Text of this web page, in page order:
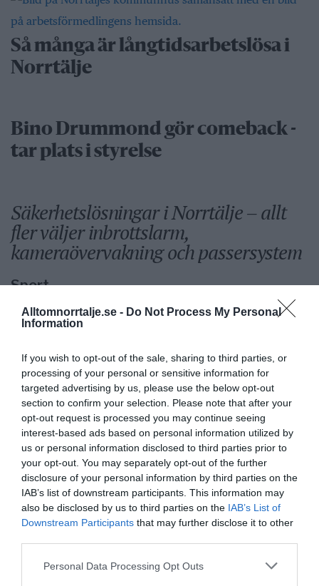
Alltomnorrtalje.se - Do Not Process My Personal
Information
If you wish to opt-out of the sale, sharing to third parties, or
processing of your personal or sensitive information for
targeted advertising by us, please use the below opt-out
section to confirm your selection. Please note that after your
opt-out request is processed you may continue seeing
interest-based ads based on personal information utilized by
us or personal information disclosed to third parties prior to
your opt-out. You may separately opt-out of the further
disclosure of your personal information by third parties on the
IAB’s list of downstream participants. This information may
also be disclosed by us to third parties on the IAB’s List of
Downstream Participants that may further disclose it to other
Personal Data Processing Opt Outs
Så många är långtidsarbetslösa i
Norrtälje
Bino Drummond gör comeback -
tar plats i styrelse
Säkerhetslösningar i Norrtälje – allt
fler väljer inbrottslarm,
kameraövervakning och passersystem
Sport
hemmamatch mot serieledarna
BKV går med i nytt
fotbollsnätverk med AIK
Rospiggarna tog ny seger:
"Hoppas vi kan göra underverk"
Senaste fastighetsköp